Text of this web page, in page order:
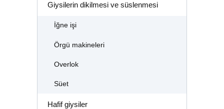
Giysilerin dikilmesi ve süslenmesi
İğne işi
Örgü makineleri
Overlok
Süet
Hafif giysiler